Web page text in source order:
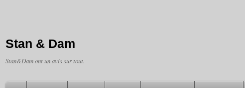
Stan & Dam
Stan&Dam ont un avis sur tout.